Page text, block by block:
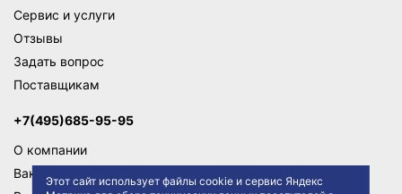
Этот сайт использует файлы cookie и сервис Яндекс
Сервис и услуги
Отзывы
Задать вопрос
Поставщикам
+7(495)685-95-95
О компании
Вакансии